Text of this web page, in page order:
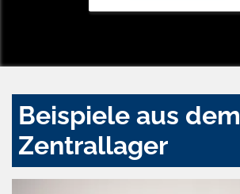
Beispiele aus dem
Zentrallager